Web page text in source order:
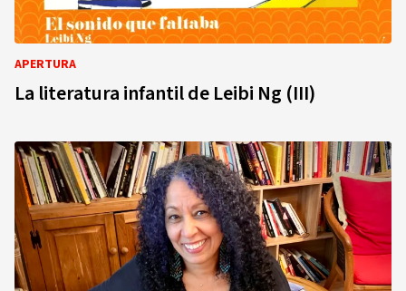
APERTURA
La literatura infantil de Leibi Ng (III)